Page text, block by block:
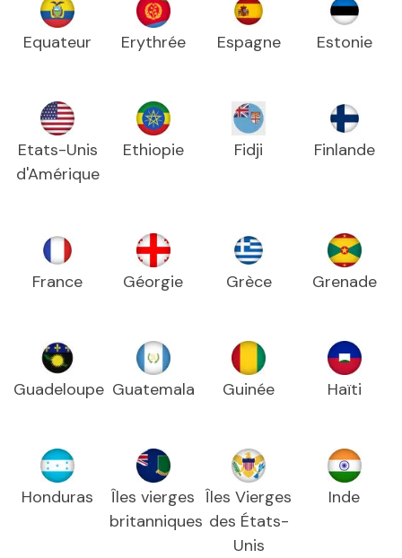
Equateur Erythrée Espagne Estonie
Etats-Unis
d'Amérique
Ethiopie Fidji Finlande
France Géorgie Grèce Grenade
Guadeloupe Guatemala Guinée Haïti
Honduras
Îles vierges
britanniques
Îles Vierges
des États-
Unis
Inde